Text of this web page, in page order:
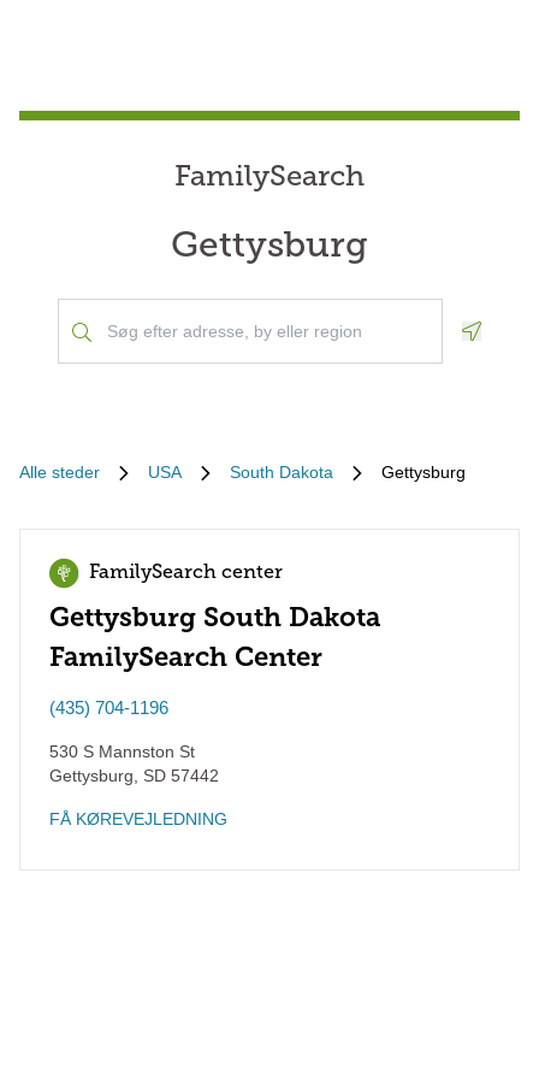
FamilySearch
Gettysburg
Alle steder USA South Dakota Gettysburg
FamilySearch center
Gettysburg South Dakota
FamilySearch Center
(435) 704-1196
530 S Mannston St
Gettysburg
SD 57442
FÅ KØREVEJLEDNING